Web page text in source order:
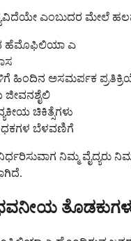
ಎಂಬುದರ ಮೇಲೆ
ಹೆಮೊಫಿಲಿಯಾ ಎ
ಹಿಂದಿನ ಅಸಮರ್ಪಕ
ಜೀವನಶೈಲಿ
ಚಿಕಿತ್ಸೆಗಳು
ಬೆಳವಣಿಗೆ
ನಿಮ್ಮ ವೈದ್ಯರು